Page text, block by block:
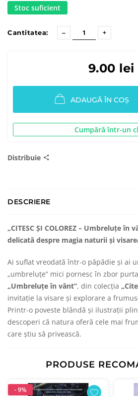
Stoc suficient
Cantitatea:
9.00 lei
ADAUGĂ ÎN COȘ
Cumpără într-un
Distribuie
DESCRIERE
„CITESC ȘI COLOREZ – Umbreluțe în
delicată despre magia naturii și
Ai suflat vreodată într-o păpădie și ai
„umbreluțe” mici pornesc în zbor
„Umbreluțe în vânt”, din colecția
invitație la visare și explorare a
Printr-o poveste blândă și ilustrații
descoperi că natura oferă cele mai
care știu să privească.
PRODUSE
- 9%